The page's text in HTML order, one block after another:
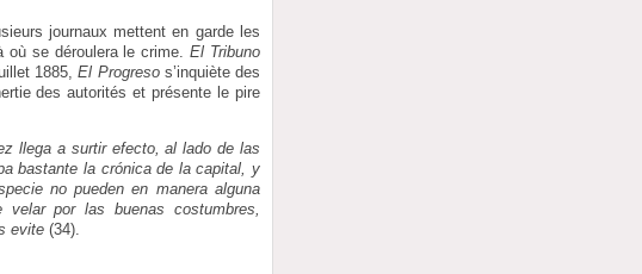
journaux mettent en garde les
où se déroulera le crime.El Tribuno
1885,El Progresos’inquiète des
des autorités et présente le pire
llega a surtir efecto, al lado de las
bastante la crónica de la capital, y
no pueden en manera alguna
por las buenas costumbres,
evite (34).